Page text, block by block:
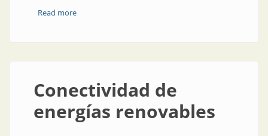
Read moreabout Quemar combustibles fósiles es quemar el
Conectividad de
energías renovables